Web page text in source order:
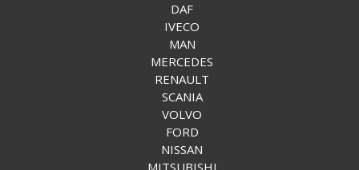
DAF
IVECO
MAN
MERCEDES
RENAULT
SCANIA
VOLVO
FORD
NISSAN